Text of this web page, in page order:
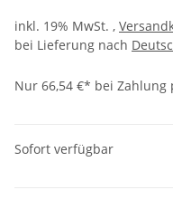
inkl. 19% MwSt. ,
bei Lieferung nach
Nur 66,54 €* bei Zahlung
Sofort verfügbar